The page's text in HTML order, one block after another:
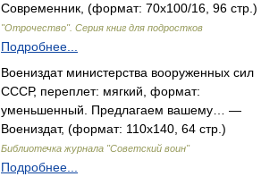
Современник, (формат: 70x100/16, 96 стр.)
"Отрочество". Серия книг для подростков
Подробнее...
Воениздат министерства вооруженных сил
СССР, переплет: мягкий, формат:
уменьшенный. Предлагаем вашему… —
Воениздат, (формат: 110x140, 64 стр.)
Библиотечка журнала "Советский воин"
Подробнее...